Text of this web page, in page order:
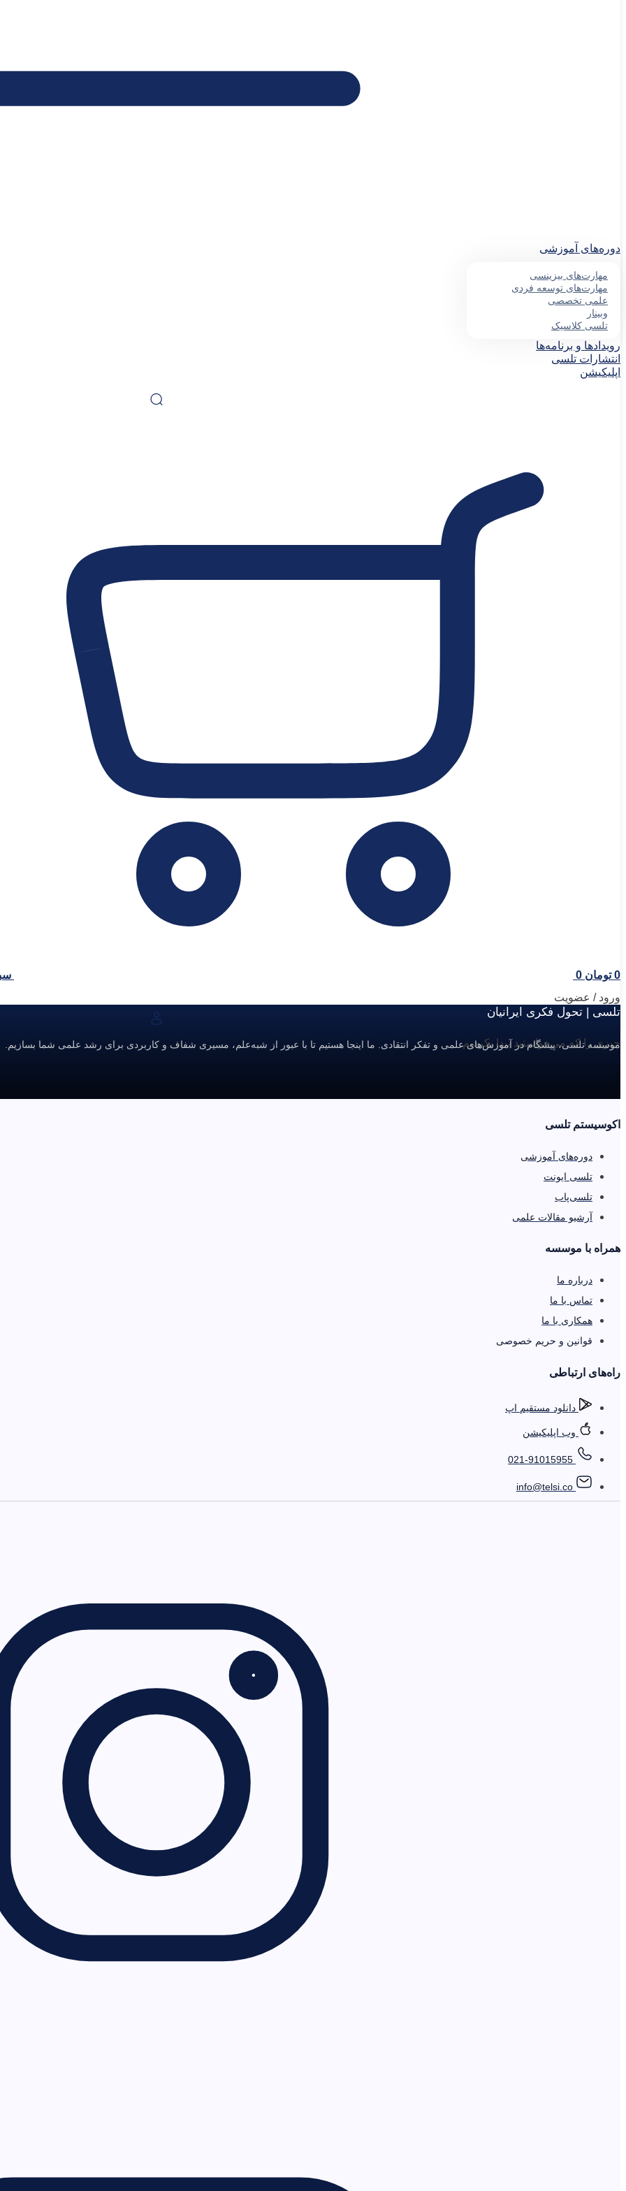
دوره‌های آموزشی
مهارت‌های بیزینسی
مهارت‌های توسعه فردی
علمی تخصصی
وبینار
تلسی کلاسیک
رویدادها و برنامه‌ها
انتشارات تلسی
اپلیکیشن
0 تومان 0
ورود / عضویت
چیزی را که می‌خواستید پیدا نکردیم.
تلسی | تحول فکری ایرانیان
موسسه تلسی، پیشگام در آموزش‌های علمی و تفکر انتقادی. ما اینجا هستیم تا با عبور از شبه‌علم، مسیری شفاف و کاربردی برای رشد علمی شما بسازیم.
اکوسیستم تلسی
دوره‌های آموزشی
تلسی ایونت
تلسی‌پاب
آرشیو مقالات علمی
همراه با موسسه
درباره ما
تماس با ما
همکاری با ما
قوانین و حریم خصوصی
را‌ه‌های ارتباطی
دانلود مستقیم اپ
وب اپلیکیشن
021-91015955
info@telsi.co